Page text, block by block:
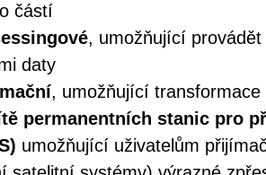
částí
, umožňující
daty
, umožňující transformace
permanentních stanic pro
umožňující uživatelům